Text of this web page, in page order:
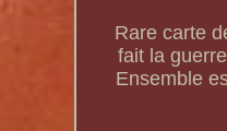
Rare carte
fait la
Ensemble